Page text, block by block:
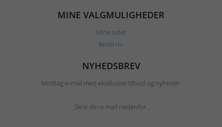
MINE VALGMULIGHEDER
Mine sider
Bestil nu
NYHEDSBREV
Modtag e-mail med eksklusive tilbud og nyheder.
Skriv din e-mail nedenfor.